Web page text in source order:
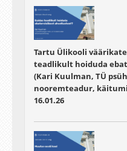
Tartu Ülikooli
teadlikult hoiduda
(Kari Kuulman, TÜ
nooremteadur,
16.01.26